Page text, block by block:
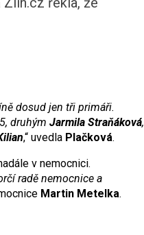
dosud jen tři primáři.
druhým Jarmila Straňáková,
,“ uvedla Plačková.
v nemocnici.
radě nemocnice a
Martin Metelka.